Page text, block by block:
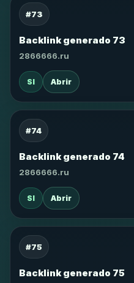
#73
Backlink generado 73
2866666.ru
SI Abrir
#74
Backlink generado 74
2866666.ru
SI Abrir
#75
Backlink generado 75